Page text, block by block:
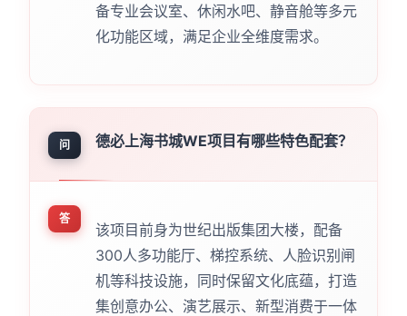
备专业会议室、休闲水吧、静音舱等多元
化功能区域，满足企业全维度需求。
问 德必上海书城WE项目有哪些特色配套？
答
该项目前身为世纪出版集团大楼，配备
300人多功能厅、梯控系统、人脸识别闸
机等科技设施，同时保留文化底蕴，打造
集创意办公、演艺展示、新型消费于一体